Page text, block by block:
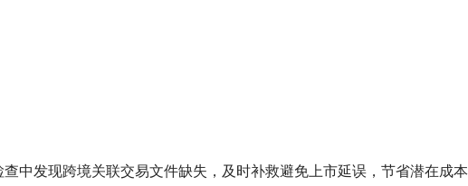
中发现跨境关联交易文件缺失，及时补救避免上市延误，节省潜在成本